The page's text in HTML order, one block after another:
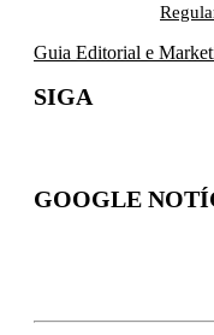
Guia Editorial e
SIGA
GOOGLE